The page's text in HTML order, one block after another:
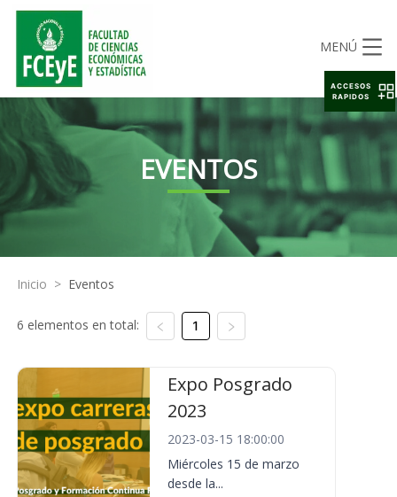
MENÚ
EVENTOS
Inicio > Eventos
6 elementos en total: 1
Expo Posgrado
2023
2023-03-15 18:00:00
Miércoles 15 de marzo
desde la...
ACCESOS
RAPIDOS